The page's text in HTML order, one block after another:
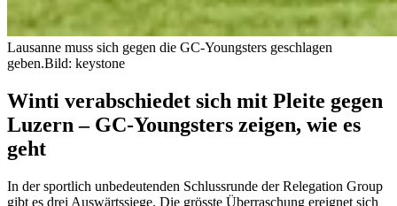
Lausanne muss sich gegen die GC-Youngsters geschlagen
geben.Bild: keystone
Winti verabschiedet sich mit Pleite gegen
Luzern – GC-Youngsters zeigen, wie es
geht
In der sportlich unbedeutenden Schlussrunde der Relegation Group
gibt es drei Auswärtssiege. Die grösste Überraschung ereignet sich